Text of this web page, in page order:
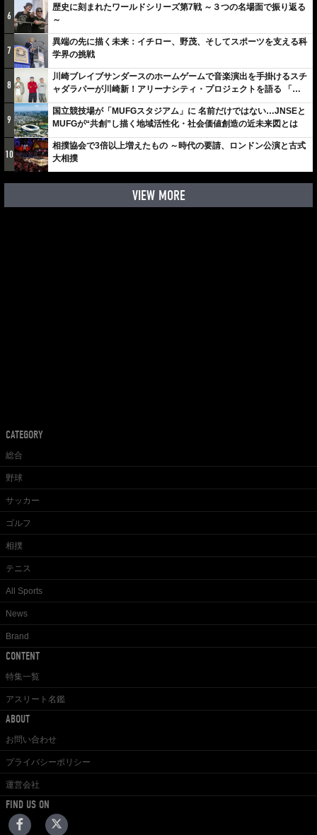
6
歴史に刻まれたワールドシリーズ第7戦 ～３つの名場面で振り返る
～
7
異端の先に描く未来：イチロー、野茂、そしてスポーツを支える科
学界の挑戦
8
川崎ブレイブサンダースのホームゲームで音楽演出を手掛けるスチ
ャダラパーが川崎新！アリーナシティ・プロジェクトを語る 「楽
しみでしかないでしょ。川崎は、ずっと成長曲線だから」
9
国立競技場が「MUFGスタジアム」に 名前だけではない…JNSEと
MUFGが“共創”し描く地域活性化・社会価値創造の近未来図とは
10
相撲協会で3倍以上増えたもの ～時代の要請、ロンドン公演と古式
大相撲
VIEW MORE
CATEGORY
総合
野球
サッカー
ゴルフ
相撲
テニス
All Sports
News
Brand
CONTENT
特集一覧
アスリート名鑑
ABOUT
お問い合わせ
プライバシーポリシー
運営会社
FIND US ON